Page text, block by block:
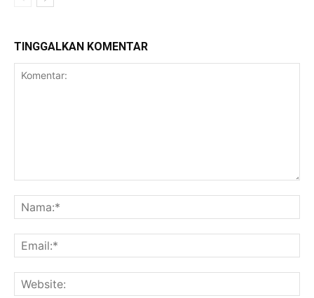
TINGGALKAN KOMENTAR